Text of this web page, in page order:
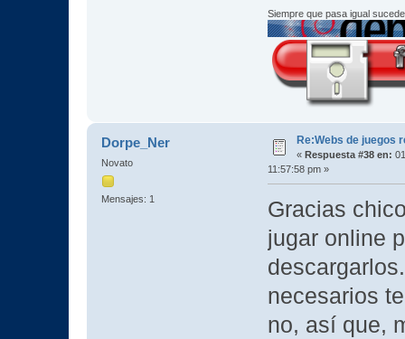
Siempre que pasa igual
Dorpe_Ner
Novato
Mensajes: 1
Re:Webs de juegos
« Respuesta #38 en:
11:57:58 pm »
Gracias
jugar online
necesarios
no, así que,